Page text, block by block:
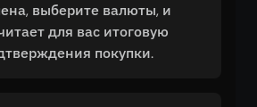
выберите валюты, и
для вас итоговую
покупки.